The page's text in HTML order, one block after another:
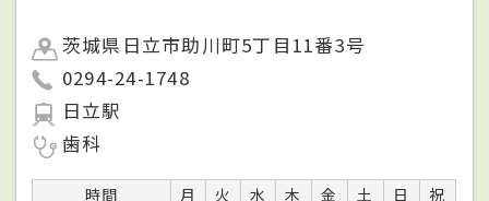
茨城県日立市助川町5丁目11番3号
0294-24-1748
日立駅
歯科
時間 月 火 水 木 金 土 日 祝